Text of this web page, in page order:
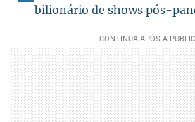
bilionário de shows pós-